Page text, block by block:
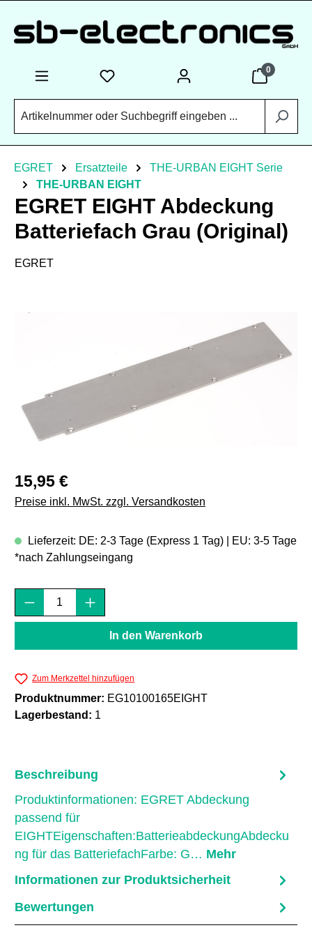
0
EGRET Ersatzteile
THE-URBAN EIGHT Serie
THE-URBAN EIGHT
EGRET EIGHT Abdeckung
Batteriefach Grau (Original)
EGRET
Regulärer Preis:
15,95 €
Preise inkl. MwSt. zzgl. Versandkosten
Lieferzeit: DE: 2-3 Tage (Express 1 Tag) | EU: 3-5 Tage
*nach Zahlungseingang
Produkt Anzahl: Gib den gewünschten
In den Warenkorb
Zum Merkzettel hinzufügen
Produktnummer: EG10100165EIGHT
Lagerbestand: 1
Beschreibung
Produktinformationen: EGRET Abdeckung
passend für
EIGHTEigenschaften:BatterieabdeckungAbdecku
ng für das BatteriefachFarbe: G… Mehr
Informationen zur Produktsicherheit
Bewertungen